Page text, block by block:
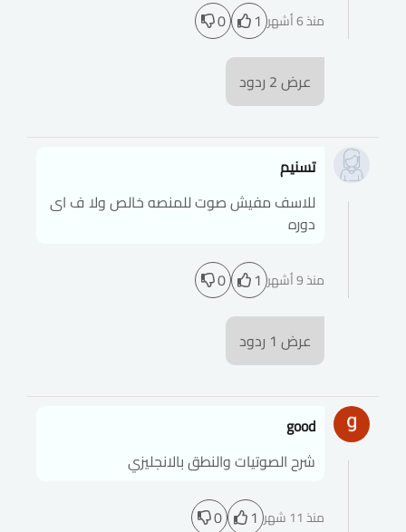
منذ 6 أشهر 1
0
عرض2 ردود
تسنيم
للاسف مفيش صوت للمنصه خالص ولا ف اى
دوره
منذ 9 أشهر 1
0
عرض 1 ردود
good
شرح الصوتيات والنطق بالانجليزي
منذ 11 شهر 1
0